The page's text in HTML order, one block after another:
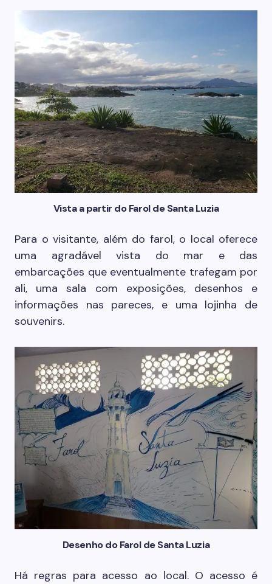
Vista a partir do Farol de Santa Luzia
Para o visitante, além do farol, o local oferece
uma agradável vista do mar e das
embarcações que eventualmente trafegam por
ali, uma sala com exposições, desenhos e
informações nas pareces, e uma lojinha de
souvenirs.
Desenho do Farol de Santa Luzia
Há regras para acesso ao local. O acesso é